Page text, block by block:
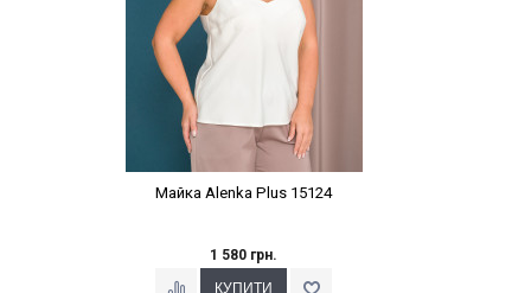
Майка Alenka Plus 15124
1 580 грн.